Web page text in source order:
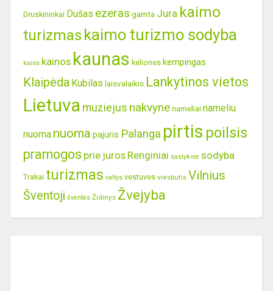
Druskininkai Dušas ezeras gamta Jura kaimo
turizmas kaimo turizmo sodyba
kaina kainos kaunas keliones kempingas
Klaipėda Kubilas laisvalaikis Lankytinos vietos
Lietuva muziejus nakvyne nameliai nameliu
nuoma nuoma pajuris Palanga pirtis poilsis
pramogos prie juros Renginiai saslykine sodyba
Trakai turizmas valtys vestuves viesbutis Vilnius
Šventoji šventės Židinys Žvejyba